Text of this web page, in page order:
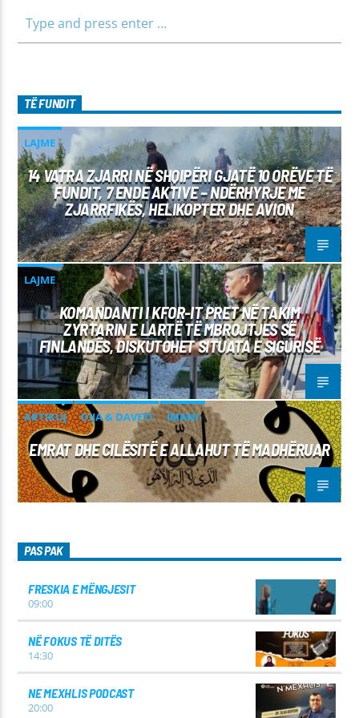
TË FUNDIT
LAJME
14 VATRA ZJARRI NË SHQIPËRI GJATË 10 ORËVE TË
FUNDIT, 7 ENDE AKTIVE – NDËRHYRJE ME
ZJARRFIKËS, HELIKOPTER DHE AVION
LAJME
KOMANDANTI I KFOR-IT PRET NË TAKIM
ZYRTARIN E LARTË TË MBROJTJES SË
FINLANDËS, DISKUTOHET SITUATA E SIGURISË
ARTIKUJ DIJA & DAVETI IMANI
EMRAT DHE CILËSITË E ALLAHUT TË MADHËRUAR
PAS PAK
FRESKIA E MËNGJESIT
09:00
NË FOKUS TË DITËS
14:30
NE MEXHLIS PODCAST
20:00